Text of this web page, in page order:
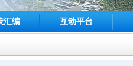
汇编 互动平台